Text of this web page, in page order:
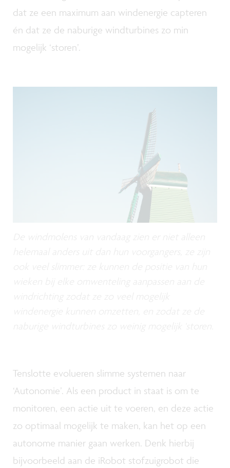
dat ze een maximum aan windenergie capteren
én dat ze de naburige windturbines zo min
mogelijk ‘storen’.
Tenslotte evolueren slimme systemen naar
‘Autonomie’. Als een product in staat is om te
monitoren, een actie uit te voeren, en deze actie
zo optimaal mogelijk te maken, kan het op een
autonome manier gaan werken. Denk hierbij
bijvoorbeeld aan de iRobot stofzuigrobot die